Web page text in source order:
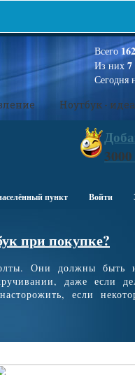
Всего162
Из них 7
Сегодня
Ноутбук -
3000
пункт Войти
при покупке?
Они должны быть
даже если
если